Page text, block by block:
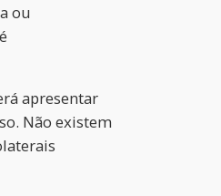
ou
apresentar
Não existem